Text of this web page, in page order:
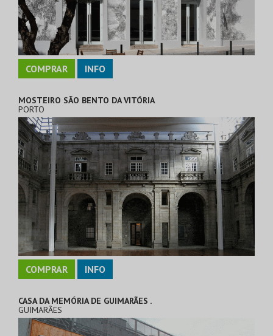
COMPRAR INFO
MOSTEIRO SÃO BENTO DA VITÓRIA
PORTO
COMPRAR INFO
CASA DA MEMÓRIA DE GUIMARÃES .
GUIMARÃES